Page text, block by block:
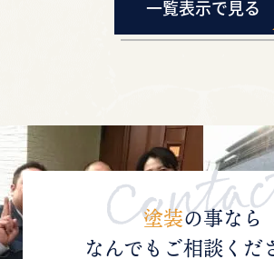
一覧表示で見る
塗装の事なら
なんでもご相談くだ